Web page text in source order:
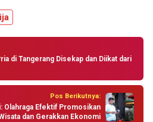
di Tangerang Disekap dan Diikat dari
Pos Berikutnya:
Olahraga Efektif Promosikan
dan Gerakkan Ekonomi